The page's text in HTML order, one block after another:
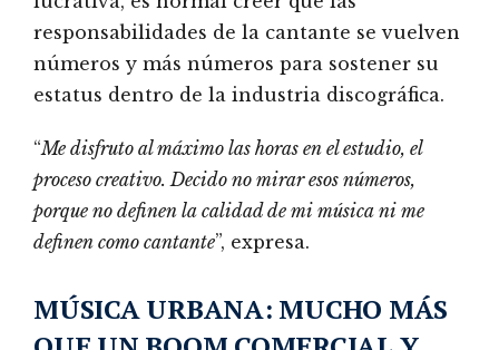
responsabilidades de la cantante se vuelven
números y más números para sostener su
estatus dentro de la industria discográfica.
“Me disfruto al máximo las horas en el estudio, el
proceso creativo. Decido no mirar esos números,
porque no definen la calidad de mi música ni me
definen como cantante”, expresa.
MÚSICA URBANA: MUCHO MÁS